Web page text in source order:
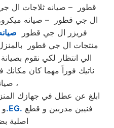
قطور – صيانه ثلاجات ال
ال جي قطور – صيانه
فريزر ال جي قطور
منتجات ال جي قطور بالمنزل
الي انتظار لكي نقوم
ناتيك فوراً مهما كان
صيانه فورية ،
ابلغ عن عطل في جهازك
و.EG.
اصلية